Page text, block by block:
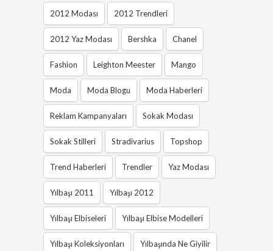
2012 Modası 2012 Trendleri
2012 Yaz Modası Bershka Chanel
Fashion Leighton Meester Mango
Moda Moda Blogu Moda Haberleri
Reklam Kampanyaları Sokak Modası
Sokak Stilleri Stradivarius Topshop
Trend Haberleri Trendler Yaz Modası
Yılbaşı 2011 Yılbaşı 2012
Yılbaşı Elbiseleri Yılbaşı Elbise Modelleri
Yılbaşı Koleksiyonları Yılbaşında Ne Giyilir